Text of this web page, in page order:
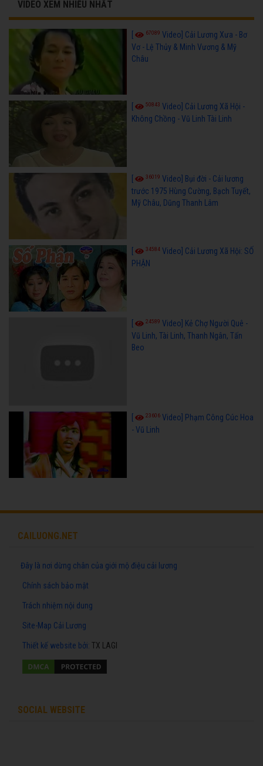
VIDEO XEM NHIỀU NHẤT
[ 67089 Video] Cải Lương Xưa - Bơ
Vơ - Lệ Thủy & Minh Vương & Mỹ
Châu
50843 Video] Cải Lương Xã Hội -
Không Chồng - Vũ Linh Tài Linh
36019 Video] Bụi đời - Cải lương
trước 1975 Hùng Cường, Bạch Tuyết,
Mỹ Châu, Dũng Thanh Lâm
34584 Video] Cải Lương Xã Hội: SỐ
PHẬN
24589 Video] Kẻ Chợ Người Quê -
Vũ Linh, Tài Linh, Thanh Ngân, Tấn
Beo
23606 Video] Phạm Công Cúc Hoa
- Vũ Linh
CAILUONG.NET
Đây là nơi dừng chân của giới mộ điệu cải lương
Chính sách bảo mật
Trách nhiệm nội dung
Site-Map Cải Lương
Thiết kế website bởi: TX LAGI
SOCIAL WEBSITE